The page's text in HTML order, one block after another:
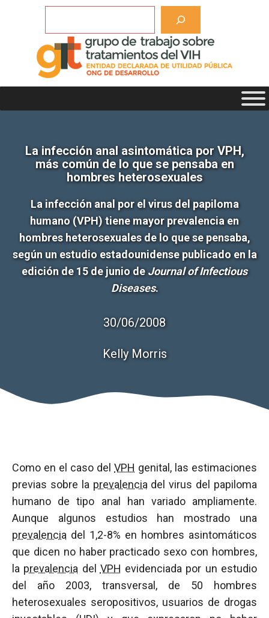
La infección anal asintomática por VPH,
más común de lo que se pensaba en
hombres heterosexuales
La infección anal por el virus del papiloma
humano (VPH) tiene mayor prevalencia en
hombres heterosexuales de lo que se pensaba,
según un estudio estadounidense publicado en la
edición de 15 de junio deJournal of Infectious
Diseases.
30/06/2008
Kelly Morris
Como en el caso del VPH genital, las estimaciones
previas sobre la prevalencia del virus del papiloma
humano de tipo anal han variado ampliamente.
Aunque algunos estudios han mostrado una
prevalencia del 1,2-8% en hombres asintomáticos
que dicen no haber practicado sexo con hombres,
la prevalencia del VPH evidenciada por un estudio
del año 2003, transversal, de 50 hombres
heterosexuales seropositivos, usuarios de drogas